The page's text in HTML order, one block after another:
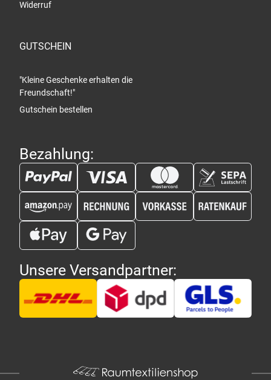
Widerruf
GUTSCHEIN
"Kleine Geschenke erhalten die
Freundschaft!"
Gutschein bestellen
Bezahlung:
Unsere Versandpartner: